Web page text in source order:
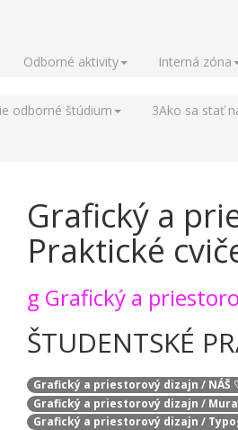
Odborné aktivity Interná zóna
odborné štúdium 3Ako sa stať
Grafický a
Praktické
g Grafický a
ŠTUDENTSKÉ
Grafický a priestorový dizajn / NÁŠ
Grafický a priestorový dizajn /
Grafický a priestorový dizajn /